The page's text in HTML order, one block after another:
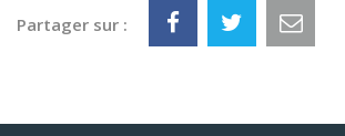
Partager sur :